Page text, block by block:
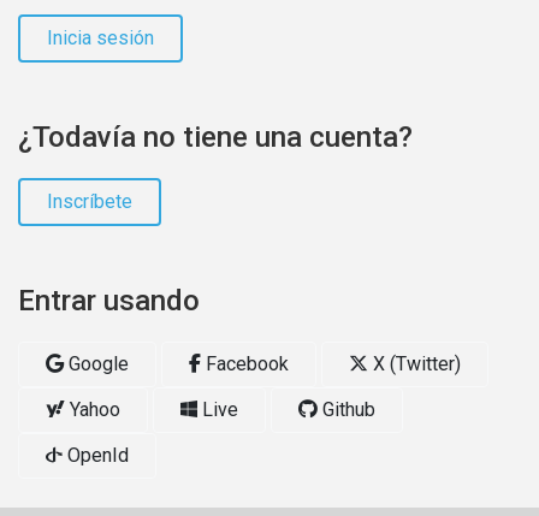
Inicia sesión
¿Todavía no tiene una cuenta?
Inscríbete
Entrar usando
Google Facebook
X (Twitter)
Yahoo
Live
Github
OpenId